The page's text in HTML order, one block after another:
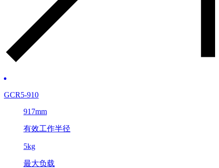
GCR5-910
917mm
有效工作半径
5kg
最大负载